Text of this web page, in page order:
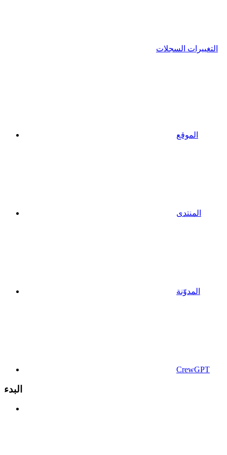
التغييرات السجلات
الموقع
المنتدى
المدوّنة
CrewGPT
البدء